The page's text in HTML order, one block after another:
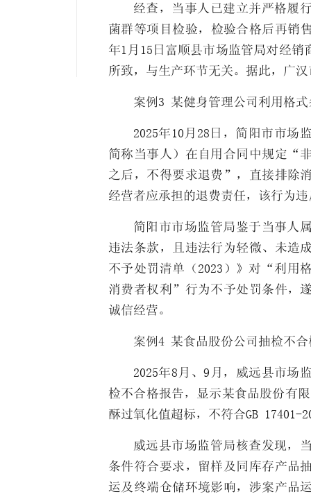
经查，当事人已建立并严格履
菌群等项目检验，检验合格后再销
年1月15日富顺县市场监管局对经
所致，与生产环节无关。据此，广
案例3 某健身管理公司利用格
2025年10月28日，简阳市市场
简称当事人）在自用合同中规定“
之后，不得要求退费”，直接排除
经营者应承担的退费责任，该行为
简阳市市场监管局鉴于当事人
违法条款，且违法行为轻微、未造
不予处罚清单（2023）》对“利用
消费者权利”行为不予处罚条件，
诚信经营。
案例4 某食品股份公司抽检不合
2025年8月、9月，威远县市场
检不合格报告，显示某食品股份有
酥过氧化值超标，不符合GB 17401-
威远县市场监管局核查发现，
条件符合要求，留样及同库存产品
运及终端仓储环境影响，涉案产品